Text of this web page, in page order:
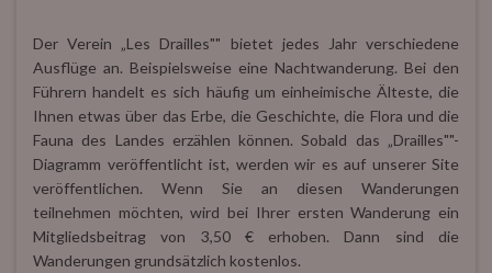
Der Verein „Les Drailles"" bietet jedes Jahr verschiedene
Ausflüge an. Beispielsweise eine Nachtwanderung. Bei den
Führern handelt es sich häufig um einheimische Älteste, die
Ihnen etwas über das Erbe, die Geschichte, die Flora und die
Fauna des Landes erzählen können. Sobald das „Drailles""-
Diagramm veröffentlicht ist, werden wir es auf unserer Site
veröffentlichen. Wenn Sie an diesen Wanderungen
teilnehmen möchten, wird bei Ihrer ersten Wanderung ein
Mitgliedsbeitrag von 3,50 € erhoben. Dann sind die
Wanderungen grundsätzlich kostenlos.